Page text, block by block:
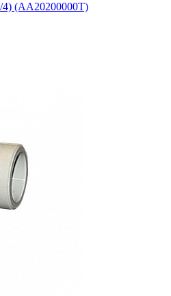
4) (АА20200000Т)